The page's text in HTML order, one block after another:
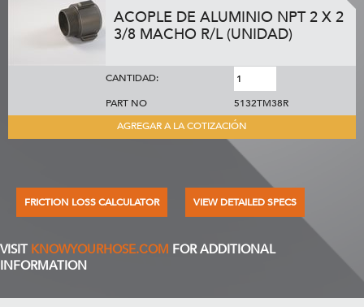
ACOPLE DE ALUMINIO NPT 2 X 2
3/8 MACHO R/L (UNIDAD)
CANTIDAD:
PART NO
5132TM38R
AGREGAR A LA COTIZACIÓN
FRICTION LOSS CALCULATOR VIEW DETAILED SPECS
VISIT KNOWYOURHOSE.COM FOR ADDITIONAL
INFORMATION